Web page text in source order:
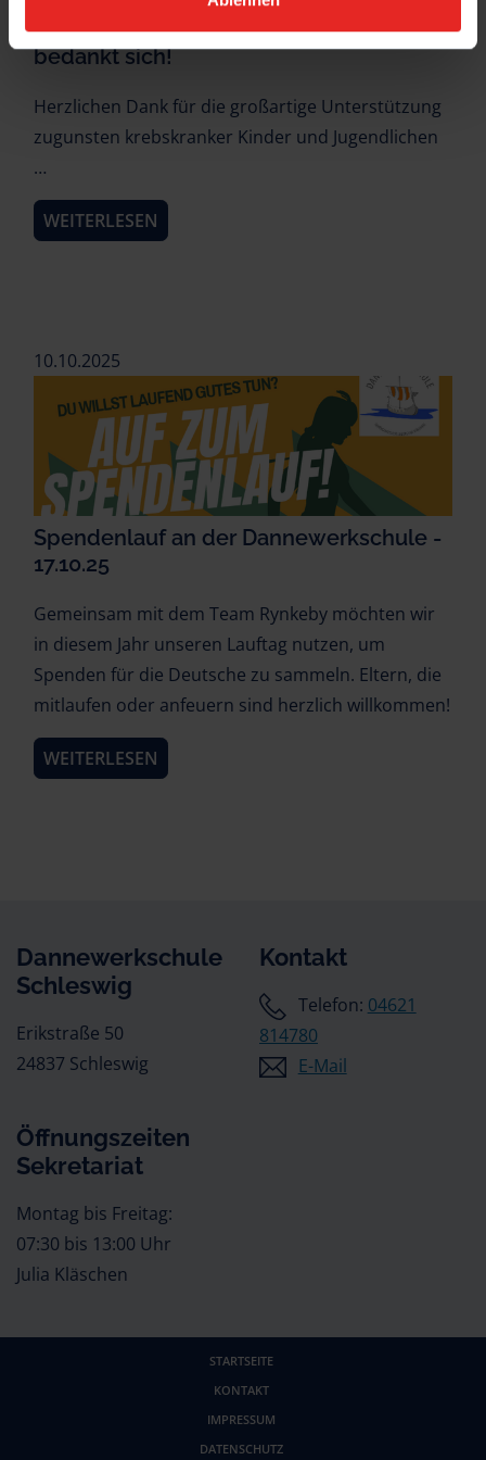
Die Deutsche Kinderkrebsstiftung
bedankt sich!
Herzlichen Dank für die großartige Unterstützung
zugunsten krebskranker Kinder und Jugendlichen
…
WEITERLESEN
10.10.2025
Spendenlauf an der Dannewerkschule -
17.10.25
Gemeinsam mit dem Team Rynkeby möchten wir
in diesem Jahr unseren Lauftag nutzen, um
Spenden für die Deutsche zu sammeln. Eltern, die
mitlaufen oder anfeuern sind herzlich willkommen!
WEITERLESEN
Dannewerkschule
Schleswig
Erikstraße 50
24837 Schleswig
Kontakt
Telefon: 04621
814780
E-Mail
Öffnungszeiten
Sekretariat
Montag bis Freitag:
07:30 bis 13:00 Uhr
Julia Kläschen
STARTSEITE
KONTAKT
IMPRESSUM
DATENSCHUTZ